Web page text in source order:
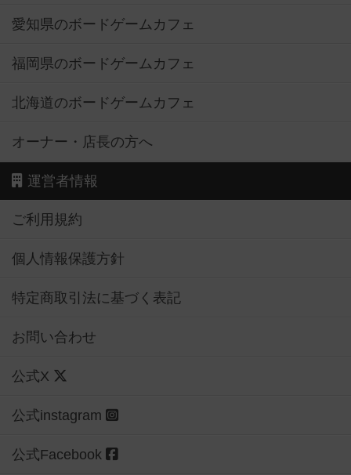
愛知県のボードゲームカフェ
福岡県のボードゲームカフェ
北海道のボードゲームカフェ
オーナー・店長の方へ
運営者情報
ご利用規約
個人情報保護方針
特定商取引法に基づく表記
お問い合わせ
公式X
公式instagram
公式Facebook